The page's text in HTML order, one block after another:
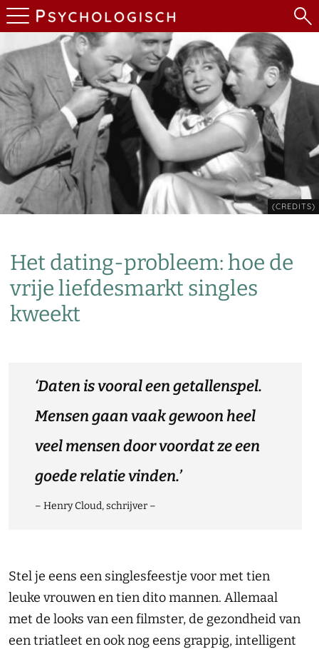
(CREDITS)
Het dating-probleem: hoe de
vrije liefdesmarkt singles
kweekt
‘Daten is vooral een getallenspel.
Mensen gaan vaak gewoon heel
veel mensen door voordat ze een
goede relatie vinden.’
– Henry Cloud, schrijver –
Stel je eens een singlesfeestje voor met tien
leuke vrouwen en tien dito mannen. Allemaal
met de looks van een filmster, de gezondheid van
een triatleet en ook nog eens grappig, intelligent